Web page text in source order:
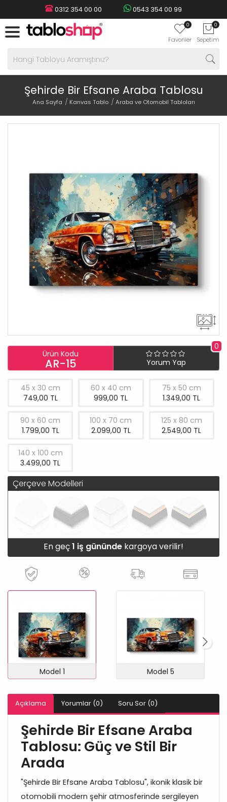
0312 354 00 00 0543 354 00 99
0
Favoriler
0
Sepetim
Şehirde Bir Efsane Araba Tablosu
Ana Sayfa Kanvas Tablo Araba ve Otomobil Tabloları
Ürün Kodu
AR-15
0
Yorum Yap
45 x 30 cm
749,00 TL
60 x 40 cm
999,00 TL
75 x 50 cm
1.349,00 TL
90 x 60 cm
1.799,00 TL
100 x 70 cm
2.099,00 TL
125 x 80 cm
2.549,00 TL
140 x 100 cm
3.499,00 TL
Çerçeve Modelleri
En geç1 iş gününde kargoya verilir!
Model 1 Model 5
Açıklama Yorumlar (0) Soru Sor (0)
Şehirde Bir Efsane Araba
Tablosu: Güç ve Stil Bir
Arada
"Şehirde Bir Efsane Araba Tablosu", ikonik klasik bir
otomobili modern şehir atmosferinde sergileyen